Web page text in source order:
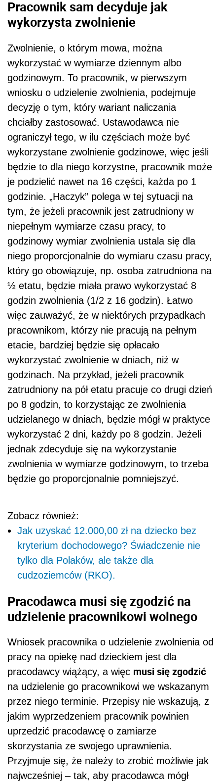
Pracownik sam decyduje jak
wykorzysta zwolnienie
Zwolnienie, o którym mowa, można
wykorzystać w wymiarze dziennym albo
godzinowym. To pracownik, w pierwszym
wniosku o udzielenie zwolnienia, podejmuje
decyzję o tym, który wariant naliczania
chciałby zastosować. Ustawodawca nie
ograniczył tego, w ilu częściach może być
wykorzystane zwolnienie godzinowe, więc jeśli
będzie to dla niego korzystne, pracownik może
je podzielić nawet na 16 części, każda po 1
godzinie. „Haczyk” polega w tej sytuacji na
tym, że jeżeli pracownik jest zatrudniony w
niepełnym wymiarze czasu pracy, to
godzinowy wymiar zwolnienia ustala się dla
niego proporcjonalnie do wymiaru czasu pracy,
który go obowiązuje, np. osoba zatrudniona na
½ etatu, będzie miała prawo wykorzystać 8
godzin zwolnienia (1/2 z 16 godzin). Łatwo
więc zauważyć, że w niektórych przypadkach
pracownikom, którzy nie pracują na pełnym
etacie, bardziej będzie się opłacało
wykorzystać zwolnienie w dniach, niż w
godzinach. Na przykład, jeżeli pracownik
zatrudniony na pół etatu pracuje co drugi dzień
po 8 godzin, to korzystając ze zwolnienia
udzielanego w dniach, będzie mógł w praktyce
wykorzystać 2 dni, każdy po 8 godzin. Jeżeli
jednak zdecyduje się na wykorzystanie
zwolnienia w wymiarze godzinowym, to trzeba
będzie go proporcjonalnie pomniejszyć.
Zobacz również:
Jak uzyskać 12.000,00 zł na dziecko bez
kryterium dochodowego? Świadczenie nie
tylko dla Polaków, ale także dla
cudzoziemców (RKO).
Pracodawca musi się zgodzić na
udzielenie pracownikowi wolnego
Wniosek pracownika o udzielenie zwolnienia od
pracy na opiekę nad dzieckiem jest dla
pracodawcy wiążący, a więc musi się zgodzić
na udzielenie go pracownikowi we wskazanym
przez niego terminie. Przepisy nie wskazują, z
jakim wyprzedzeniem pracownik powinien
uprzedzić pracodawcę o zamiarze
skorzystania ze swojego uprawnienia.
Przyjmuje się, że należy to zrobić możliwie jak
najwcześniej – tak, aby pracodawca mógł